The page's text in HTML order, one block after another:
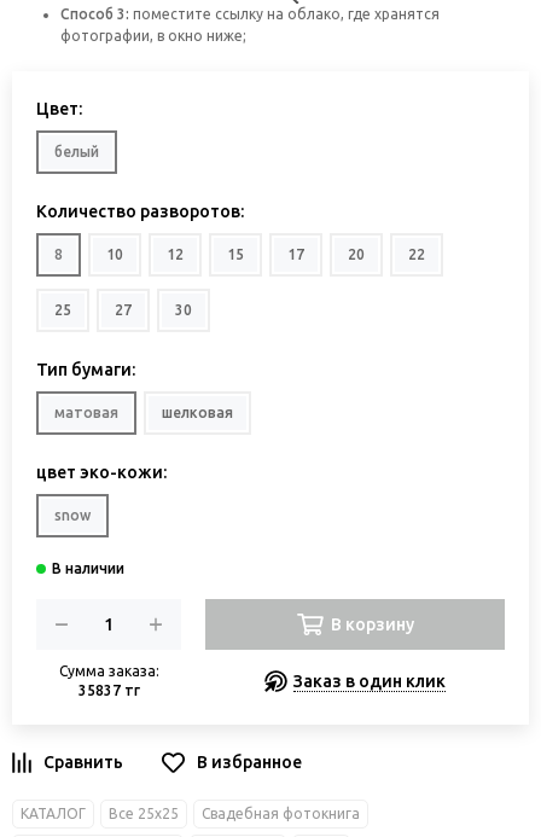
Способ 3: поместите ссылку на облако, где хранятся
фотографии, в окно ниже;
Цвет:
белый
Количество разворотов:
8 10 12 15 17 20 22
25 27 30
Тип бумаги:
матовая шелковая
цвет эко-кожи:
snow
Сумма заказа:
35837 тг
В корзину
Заказ в один клик
В избранное
КАТАЛОГ Все 25х25 Свадебная фотокнига